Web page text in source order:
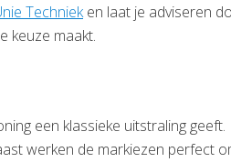
Technieken laat je adviseren
keuze maakt.
een klassieke uitstraling
werken de markiezen perfect